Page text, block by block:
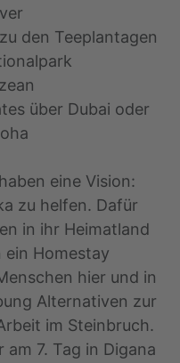
den Teeplantagen
über Dubai oder
eine Vision:
zu helfen. Dafür
in ihr Heimatland
ein Homestay
hier und in
Alternativen zur
im Steinbruch.
7. Tag in Digana